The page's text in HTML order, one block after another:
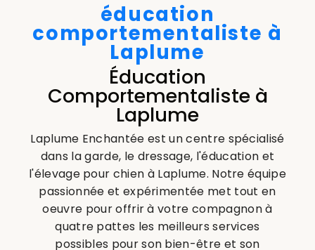
éducation
comportementaliste à
Laplume
Éducation
Comportementaliste à
Laplume
Laplume Enchantée est un centre spécialisé
dans la garde, le dressage, l'éducation et
l'élevage pour chien à Laplume. Notre équipe
passionnée et expérimentée met tout en
oeuvre pour offrir à votre compagnon à
quatre pattes les meilleurs services
possibles pour son bien-être et son